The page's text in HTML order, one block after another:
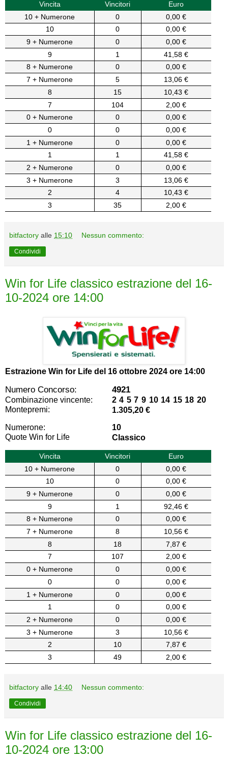
Vincita Vincitori
Euro
10 + Numerone
0
0,00 €
10
0
0,00 €
9 + Numerone
0
0,00 €
9
1
41,58 €
8 + Numerone
0
0,00 €
7 + Numerone
5
13,06 €
8
15
10,43 €
7
104
2,00 €
0 + Numerone
0
0,00 €
0
0
0,00 €
1 + Numerone
0
0,00 €
1
1
41,58 €
2 + Numerone
0
0,00 €
3 + Numerone
3
13,06 €
2
4
10,43 €
3
35 2,00 €
bitfactory alle 15:10 Nessun commento:
Condividi
Win for Life classico estrazione del 16-
10-2024 ore 14:00
Estrazione Win for Life del 16 ottobre 2024 ore 14:00
Numero Concorso: 4921
Combinazione vincente:
2 4 5 7 9 10 14 15 18 20
Montepremi:
1.305,20 €
Numerone:
10
Quote Win for Life
Classico
Vincita Vincitori
Euro
10 + Numerone
0
0,00 €
10
0
0,00 €
9 + Numerone
0
0,00 €
9
1
92,46 €
8 + Numerone
0
0,00 €
7 + Numerone
8
10,56 €
8
18
7,87 €
7
107
2,00 €
0 + Numerone
0
0,00 €
0
0
0,00 €
1 + Numerone
0
0,00 €
1
0
0,00 €
2 + Numerone
0
0,00 €
3 + Numerone
3
10,56 €
2
10
7,87 €
3
49 2,00 €
bitfactory alle 14:40 Nessun commento:
Condividi
Win for Life classico estrazione del 16-
10-2024 ore 13:00